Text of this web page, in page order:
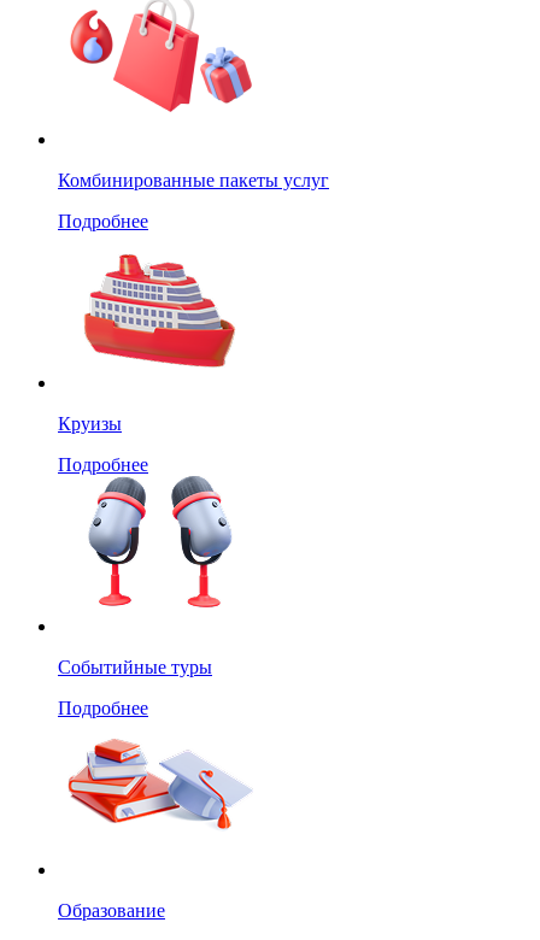
Комбинированные пакеты услуг
Подробнее
Круизы
Подробнее
Событийные туры
Подробнее
Образование